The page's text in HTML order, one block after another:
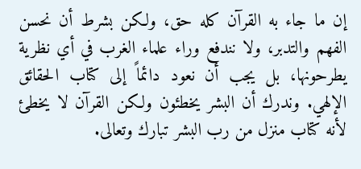
إن ما جاء به القرآن كله حق، ولكن بشرط أن نحسن
الفهم والتدبر، ولا نندفع وراء علماء الغرب في أي نظرية
يطرحونها، بل يجب أن نعود دائماً إلى كتاب الحقائق
الإلهي. وندرك أن البشر يخطئون ولكن القرآن لا يخطئ
لأنه كتاب منزل من رب البشر تبارك وتعالى.